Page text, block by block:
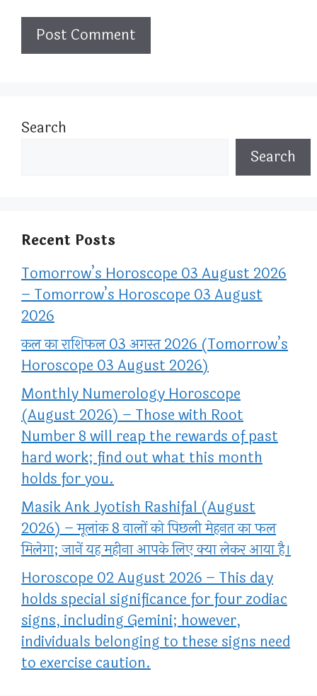
Search
Search
Recent Posts
Tomorrow’s Horoscope 03 August 2026
– Tomorrow’s Horoscope 03 August
2026
कल का राशिफल 03 अगस्त 2026 (Tomorrow’s
Horoscope 03 August 2026)
Monthly Numerology Horoscope
(August 2026) – Those with Root
Number 8 will reap the rewards of past
hard work; find out what this month
holds for you.
Masik Ank Jyotish Rashifal (August
2026) – मूलांक 8 वालों को पिछली मेहनत का फल
मिलेगा; जानें यह महीना आपके लिए क्या लेकर आया है।
Horoscope 02 August 2026 – This day
holds special significance for four zodiac
signs, including Gemini; however,
individuals belonging to these signs need
to exercise caution.